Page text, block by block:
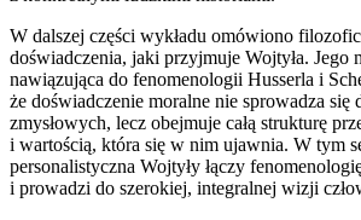
W dalszej części wykładu omówiono
doświadczenia, jaki przyjmuje Wojtyła. Jego
nawiązująca do fenomenologii Husserla i
że doświadczenie moralne nie sprowadza się
zmysłowych, lecz obejmuje całą strukturę
i wartością, która się w nim ujawnia. W tym
personalistyczna Wojtyły łączy
i prowadzi do szerokiej, integralnej wizji